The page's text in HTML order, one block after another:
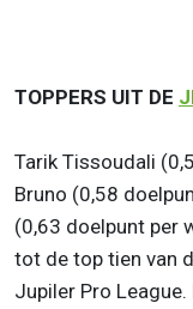
TOPPERS UIT DE
Tarik Tissoudali
Bruno (0,58
(0,63 doelpunt per
tot de top tien van
Jupiler Pro